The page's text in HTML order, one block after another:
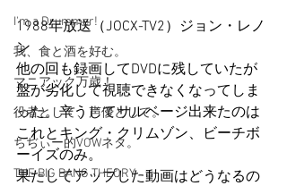
I'm a Drummer!
我、食と酒を好む。
マニアック万歳！
役者として、声優として。
ちぢぃー的VOWネタ。
THE BIG BANG THEORY
1988年放送（JOCX-TV2）ジョン・レノ
ン
他の回も録画してDVDに残していたが
盤が劣化して視聴できなくなってしま
った。辛うじてサルベージ出来たのは
これとキング・クリムゾン、ビーチボ
ーイズのみ。
果たしてアップした動画はどうなるの